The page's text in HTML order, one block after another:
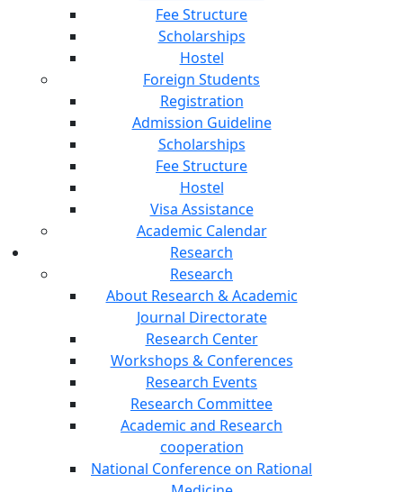
Fee Structure
Scholarships
Hostel
Foreign Students
Registration
Admission Guideline
Scholarships
Fee Structure
Hostel
Visa Assistance
Academic Calendar
Research
Research
About Research & Academic
Journal Directorate
Research Center
Workshops & Conferences
Research Events
Research Committee
Academic and Research
cooperation
National Conference on Rational